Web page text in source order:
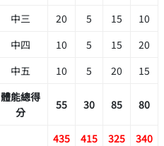
中三
20 5 15
10
中四
10 5 15
20
中五
10 5 20
15
體能總得
分
55 30 85 80
435 415 325
340